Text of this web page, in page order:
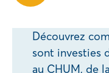
Découvrez
sont investies
au CHUM, de